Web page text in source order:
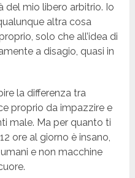
del mio libero arbitrio. Io
altra cosa
solo che all’idea di
a disagio, quasi in
la differenza tra
proprio da impazzire e
male. Ma per quanto ti
ore al giorno è insano,
e non macchine